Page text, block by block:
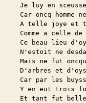
Je luy en
Car oncq homme
A telle joye et
Comme a celle
Ce beau lieu
N'estoit ne
Mais ne fut
D'arbres et
Car par les
Y en eut trois
Et tant fut belle